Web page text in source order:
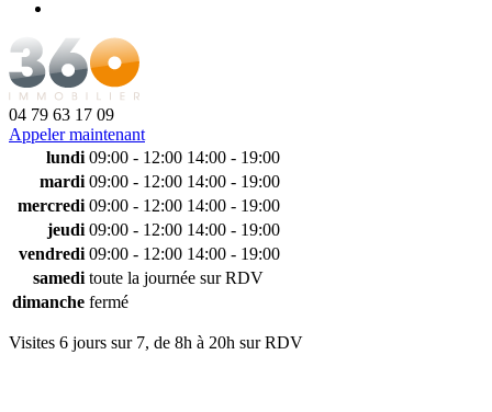
04 79 63 17 09
Appeler maintenant
lundi 09:00 - 12:00 14:00 - 19:00
mardi 09:00 - 12:00 14:00 - 19:00
mercredi 09:00 - 12:00 14:00 - 19:00
jeudi 09:00 - 12:00 14:00 - 19:00
vendredi 09:00 - 12:00 14:00 - 19:00
samedi toute la journée sur RDV
dimanche fermé
Visites 6 jours sur 7, de 8h à 20h sur RDV